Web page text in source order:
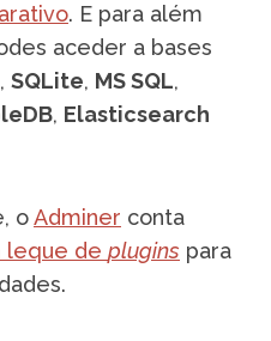
. E para além
aceder a bases
, SQLite, MS SQL,
, Elasticsearch
oAdminer conta
leque de plugins para